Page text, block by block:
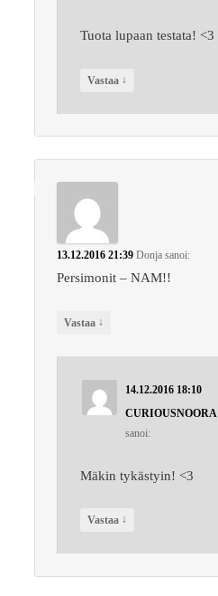
Tuota lupaan testata! <3
Vastaa ↓
13.12.2016 21:39 Donja sanoi:
Persimonit – NAM!!
Vastaa ↓
14.12.2016 18:10
CURIOUSNOORA
sanoi:
Mäkin tykästyin! <3
Vastaa ↓